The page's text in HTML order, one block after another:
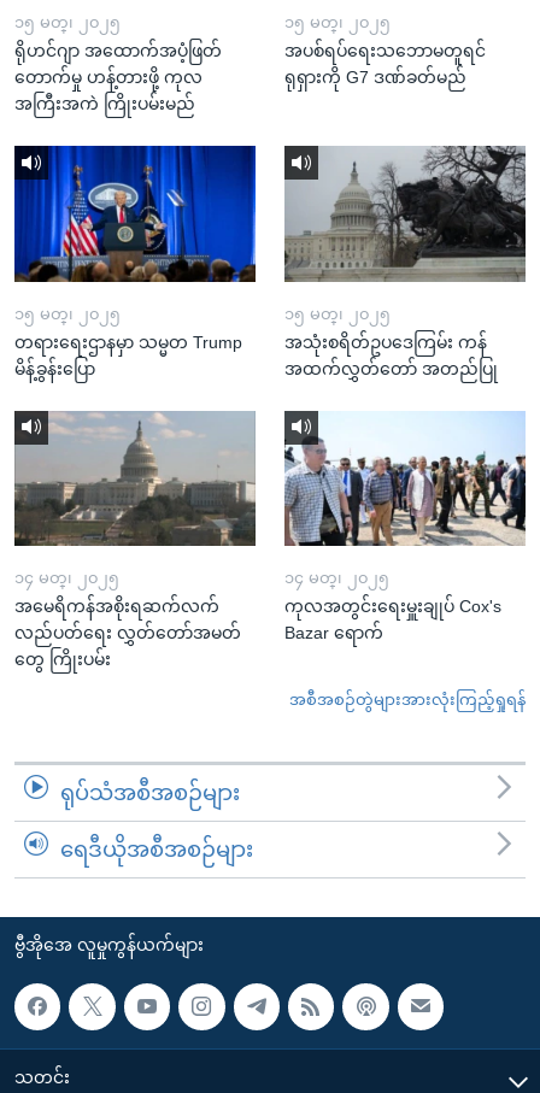
၁၅ မတ္၊ ၂၀၂၅
ရိုဟင်ဂျာ အထောက်အပံ့ဖြတ်
တောက်မှု ဟန့်တားဖို့ ကုလ
အကြီးအကဲ ကြိုးပမ်းမည်
၁၅ မတ္၊ ၂၀၂၅
အပစ်ရပ်ရေးသဘောမတူရင်
ရုရှားကို G7 ဒဏ်ခတ်မည်
၁၅ မတ္၊ ၂၀၂၅
တရားရေးဌာနမှာ သမ္မတ Trump
မိန့်ခွန်းပြော
၁၅ မတ္၊ ၂၀၂၅
အသုံးစရိတ်ဥပဒေကြမ်း ကန်
အထက်လွှတ်တော် အတည်ပြု
၁၄ မတ္၊ ၂၀၂၅
အမေရိကန်အစိုးရဆက်လက်
လည်ပတ်ရေး လွှတ်တော်အမတ်
တွေ ကြိုးပမ်း
၁၄ မတ္၊ ၂၀၂၅
ကုလအတွင်းရေးမှူးချုပ် Cox's
Bazar ရောက်
အစီအစဉ်တွဲများအားလုံးကြည့်ရှုရန်
ရုပ်သံအစီအစဉ်များ
ရေဒီယိုအစီအစဉ်များ
ဗွီအိုအေ လူမှုကွန်ယက်များ
သတင်း